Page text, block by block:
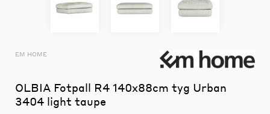
EM HOME
OLBIA Fotpall R4 140x88cm tyg Urban
3404 light taupe